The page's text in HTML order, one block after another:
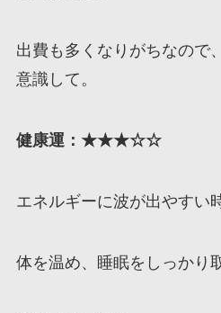
出費も多くなりがちなので
意識して。
健康運：★★★☆☆
エネルギーに波が出やすい
体を温め、睡眠をしっかり